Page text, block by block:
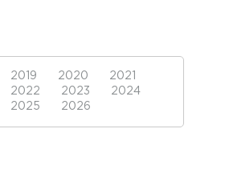
2019 2020
2021
2022
2023
2024
2025
2026